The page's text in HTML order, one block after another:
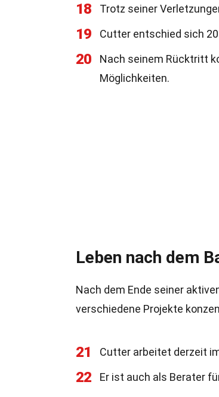
18 Trotz seiner
19 Cutter entschied sich
20
Nach seinem Rücktritt
Möglichkeiten.
Leben nach dem
Nach dem Ende seiner
verschiedene Projekte
21 Cutter arbeitet derzeit
22 Er ist auch als Berater